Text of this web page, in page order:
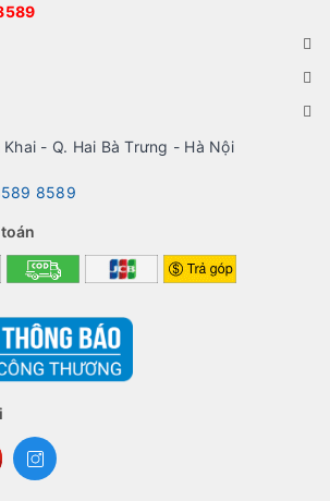
- Q. Hai Bà Trưng - Hà Nội
8589